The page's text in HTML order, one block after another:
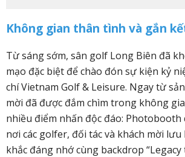
Không gian thân tình và gắn
Từ sáng sớm, sân golf Long Biên đã
mạo đặc biệt để chào đón sự kiện kỷ
chí Vietnam Golf & Leisure. Ngay từ
mời đã được đắm chìm trong không
nhiều điểm nhấn độc đáo: Photobooth
nơi các golfer, đối tác và khách mời
khắc đáng nhớ cùng backdrop “Legacy